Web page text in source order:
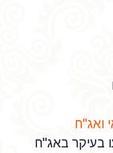
ואג"ח
בעיקר באג"ח